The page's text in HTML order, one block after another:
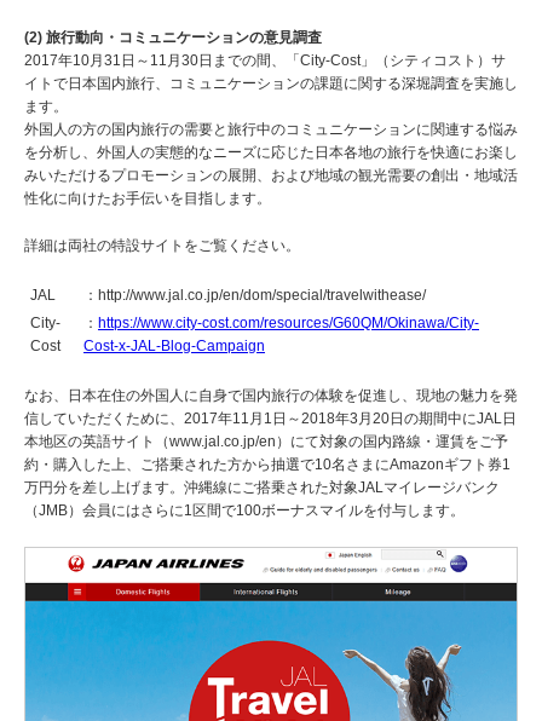
(2) 旅行動向・コミュニケーションの意見調査
2017年10月31日～11月30日までの間、「City-Cost」（シティコスト）サ
イトで日本国内旅行、コミュニケーションの課題に関する深堀調査を実施し
ます。
外国人の方の国内旅行の需要と旅行中のコミュニケーションに関連する悩み
を分析し、外国人の実態的なニーズに応じた日本各地の旅行を快適にお楽し
みいただけるプロモーションの展開、および地域の観光需要の創出・地域活
性化に向けたお手伝いを目指します。
詳細は両社の特設サイトをご覧ください。
JAL
：http://www.jal.co.jp/en/dom/special/travelwithease/
City-
Cost
： https://www.city-cost.com/resources/G60QM/Okinawa/City-
Cost-x-JAL-Blog-Campaign
なお、日本在住の外国人に自身で国内旅行の体験を促進し、現地の魅力を発
信していただくために、2017年11月1日～2018年3月20日の期間中にJAL日
本地区の英語サイト（www.jal.co.jp/en）にて対象の国内路線・運賃をご予
約・購入した上、ご搭乗された方から抽選で10名さまにAmazonギフト券1
万円分を差し上げます。沖縄線にご搭乗された対象JALマイレージバンク
（JMB）会員にはさらに1区間で100ボーナスマイルを付与します。